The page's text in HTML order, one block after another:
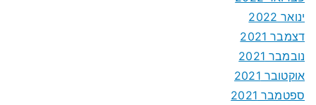
ינואר 2022
דצמבר 2021
נובמבר 2021
אוקטובר 2021
ספטמבר 2021